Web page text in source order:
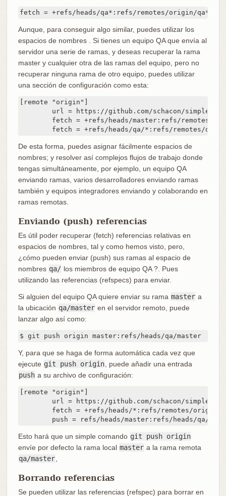
fetch = +refs/heads/qa*:refs/remotes/origin/qa*
Aunque, para conseguir algo similar, puedes utilizar los
espacios de nombres . Si tienes un equipo QA que envía al
servidor una serie de ramas, y deseas recuperar la rama
master y cualquier otra de las ramas del equipo, pero no
recuperar ninguna rama de otro equipo, puedes utilizar
una sección de configuración como esta:
[remote "origin"]
fetch = +refs/heads/qa/*:refs/remotes/
De esta forma, puedes asignar fácilmente espacios de
nombres; y resolver así complejos flujos de trabajo donde
tengas simultáneamente, por ejemplo, un equipo QA
enviando ramas, varios desarrolladores enviando ramas
también y equipos integradores enviando y colaborando en
ramas remotas.
Enviando (push) referencias
Es útil poder recuperar (fetch) referencias relativas en
espacios de nombres, tal y como hemos visto, pero,
¿cómo pueden enviar (push) sus ramas al espacio de
nombres qa/ los miembros de equipo QA ?. Pues
utilizando las referencias (refspecs) para enviar.
Si alguien del equipo QA quiere enviar su rama master a
la ubicación qa/master en el servidor remoto, puede
lanzar algo así como:
$ git push origin master:refs/heads/qa/master
Y, para que se haga de forma automática cada vez que
ejecute git push origin , puede añadir una entrada
push a su archivo de configuración:
[remote "origin"]
push = refs/heads/master:refs/heads/qa/
Esto hará que un simple comando git push origin
envíe por defecto la rama local master a la rama remota
qa/master
Borrando referencias
Se pueden utilizar las referencias (refspec) para borrar en